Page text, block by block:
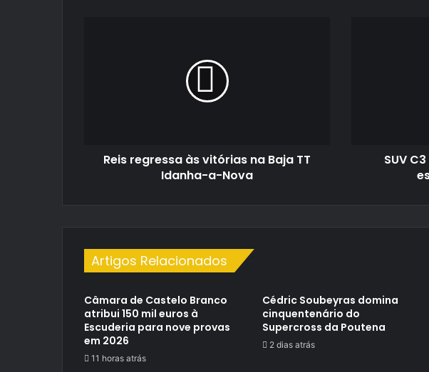
NovaReis regressa às vitórias na Baja TT
Idanha-a-Nova
SUV
Artigos Relacionados
Câmara de Castelo Branco
atribui 150 mil euros à
Escuderia para nove provas
em 2026
11 horas atrás
Cédric Soubeyras domina
cinquentenário do
Supercross da Poutena
2 dias atrás